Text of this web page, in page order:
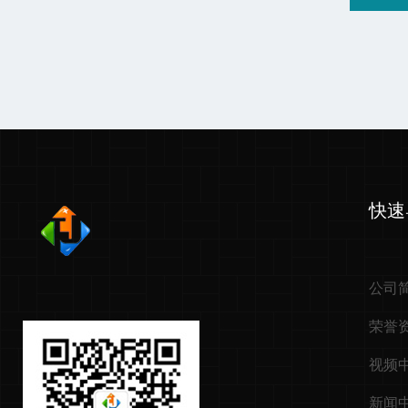
快
公司
荣誉
视频
新闻